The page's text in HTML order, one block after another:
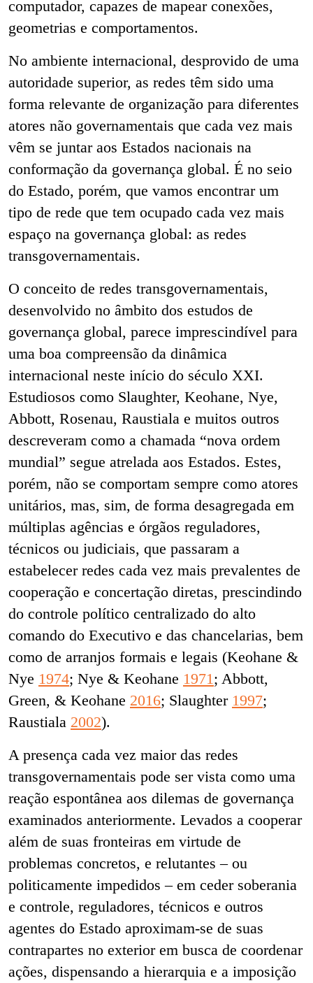
computador, capazes de mapear conexões,
geometrias e comportamentos.
No ambiente internacional, desprovido de uma
autoridade superior, as redes têm sido uma
forma relevante de organização para diferentes
atores não governamentais que cada vez mais
vêm se juntar aos Estados nacionais na
conformação da governança global. É no seio
do Estado, porém, que vamos encontrar um
tipo de rede que tem ocupado cada vez mais
espaço na governança global: as redes
transgovernamentais.
O conceito de redes transgovernamentais,
desenvolvido no âmbito dos estudos de
governança global, parece imprescindível para
uma boa compreensão da dinâmica
internacional neste início do século XXI.
Estudiosos como Slaughter, Keohane, Nye,
Abbott, Rosenau, Raustiala e muitos outros
descreveram como a chamada “nova ordem
mundial” segue atrelada aos Estados. Estes,
porém, não se comportam sempre como atores
unitários, mas, sim, de forma desagregada em
múltiplas agências e órgãos reguladores,
técnicos ou judiciais, que passaram a
estabelecer redes cada vez mais prevalentes de
cooperação e concertação diretas, prescindindo
do controle político centralizado do alto
comando do Executivo e das chancelarias, bem
como de arranjos formais e legais (Keohane &
Nye 1974; Nye & Keohane 1971 ; Abbott,
Green, & Keohane 2016; Slaughter 1997;
Raustiala 2002).
A presença cada vez maior das redes
transgovernamentais pode ser vista como uma
reação espontânea aos dilemas de governança
examinados anteriormente. Levados a cooperar
além de suas fronteiras em virtude de
problemas concretos, e relutantes – ou
politicamente impedidos – em ceder soberania
e controle, reguladores, técnicos e outros
agentes do Estado aproximam-se de suas
contrapartes no exterior em busca de coordenar
ações, dispensando a hierarquia e a imposição